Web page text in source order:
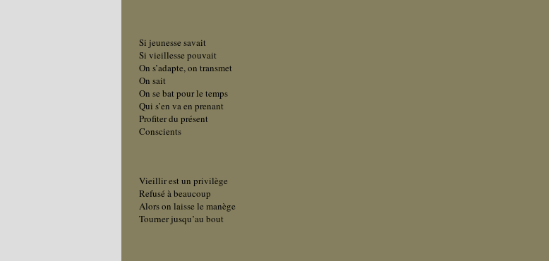
Si jeunesse savait
Si vieillesse pouvait
On s’adapte, on transmet
On sait
On se bat pour le temps
Qui s’en va en prenant
Profiter du présent
Conscients
Vieillir est un privilège
Refusé à beaucoup
Alors on laisse le manège
Tourner jusqu’au bout